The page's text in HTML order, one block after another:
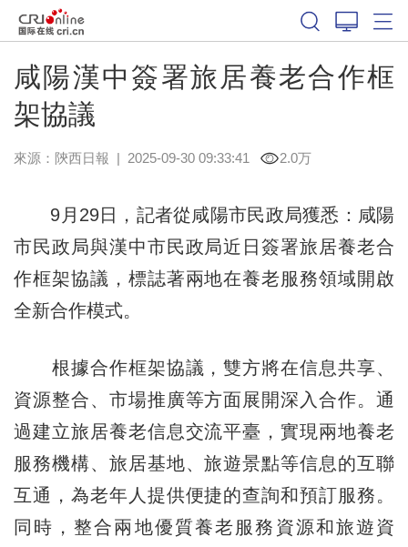
咸陽漢中簽署旅居養老合作框
架協議
來源： 陝西日報 | 2025-09-30 09:33:41 2.0万
9月29日，記者從咸陽市民政局獲悉：咸陽
市民政局與漢中市民政局近日簽署旅居養老合
作框架協議，標誌著兩地在養老服務領域開啟
全新合作模式。
根據合作框架協議，雙方將在信息共享、
資源整合、市場推廣等方面展開深入合作。通
過建立旅居養老信息交流平臺，實現兩地養老
服務機構、旅居基地、旅遊景點等信息的互聯
互通，為老年人提供便捷的查詢和預訂服務。
同時，整合兩地優質養老服務資源和旅遊資